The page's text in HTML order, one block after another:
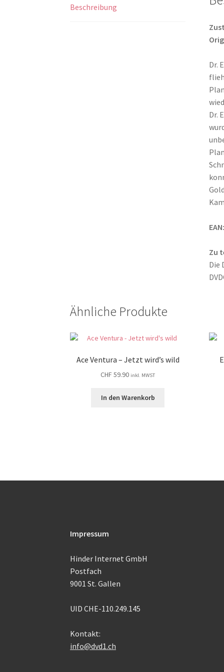
Beschreibung
Dr.
Dr.
EAN:
Zu
Die
Ähnliche Produkte
Ace Ventura – Jetzt wird’s wild
CHF 59.90 inkl. MWST
In den Warenkorb
Impressum
Hinder Internet GmbH
Postfach
9001 St. Gallen
UID CHE-110.249.145
Kontakt:
info@dvd1.ch